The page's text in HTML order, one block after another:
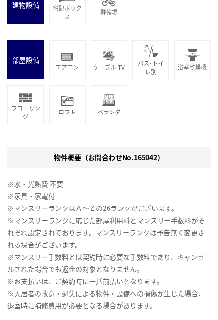
建物設備
宅配ボック
ス
駐輪場
部屋設備
エアコン ケーブル TV
バス･トイ
レ別
浴室乾燥機
フローリン
グ
ロフト ベランダ
物件概要（お問合わせNo.165042）
※水・光熱費 不要
※家具・家電付
※マンスリーランクはＡ～Ｚの26ランクがございます。
※マンスリーランクに応じた部屋利用料とマンスリー手数料がそ
れぞれ設定されております。マンスリーランクは予告無く変更さ
れる場合がございます。
※マンスリー手数料とは契約時に必要な手数料であり、キャンセ
ルされた場合でも返金の対象となりません。
※お支払いは、ご契約時に一括前払いとなります。
※入居者の故意・過失による物件・設備への損傷が生じた場合、
退室時に補修費用が必要となる場合があります。